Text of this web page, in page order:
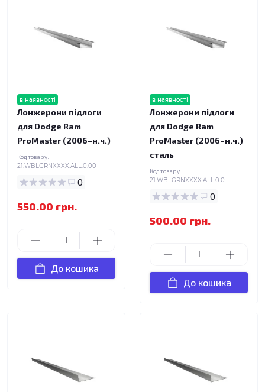
в наявності
Лонжерони підлоги
для Dodge Ram
ProMaster (2006–н.ч.)
Код товару:
21.WBLGRNXXXX.ALL.0.00
0
550.00 грн.
До кошика
в наявності
Лонжерони підлоги
для Dodge Ram
ProMaster (2006–н.ч.)
сталь
Код товару:
21.WBLGRNXXXX.ALL.0.0
0
500.00 грн.
До кошика